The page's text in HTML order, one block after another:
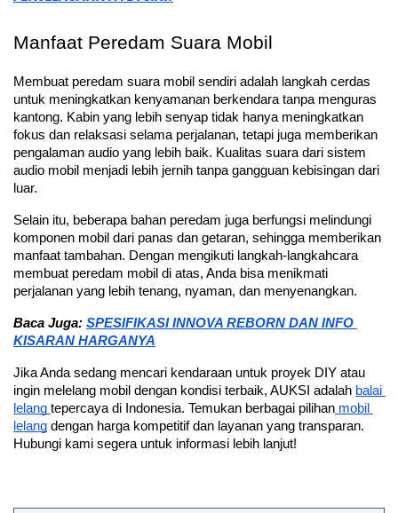
Manfaat Peredam Suara Mobil
Membuat peredam suara mobil sendiri adalah langkah cerdas
untuk meningkatkan kenyamanan berkendara tanpa menguras
kantong. Kabin yang lebih senyap tidak hanya meningkatkan
fokus dan relaksasi selama perjalanan, tetapi juga memberikan
pengalaman audio yang lebih baik. Kualitas suara dari sistem
audio mobil menjadi lebih jernih tanpa gangguan kebisingan dari
luar.
Selain itu, beberapa bahan peredam juga berfungsi melindungi
komponen mobil dari panas dan getaran, sehingga memberikan
manfaat tambahan. Dengan mengikuti langkah-langkahcara
membuat peredam mobil di atas, Anda bisa menikmati
perjalanan yang lebih tenang, nyaman, dan menyenangkan.
Baca Juga: SPESIFIKASI INNOVA REBORN DAN INFO
KISARAN HARGANYA
Jika Anda sedang mencari kendaraan untuk proyek DIY atau
ingin melelang mobil dengan kondisi terbaik, AUKSI adalah balai
lelang tepercaya di Indonesia. Temukan berbagai pilihan mobil
lelang dengan harga kompetitif dan layanan yang transparan.
Hubungi kami segera untuk informasi lebih lanjut!